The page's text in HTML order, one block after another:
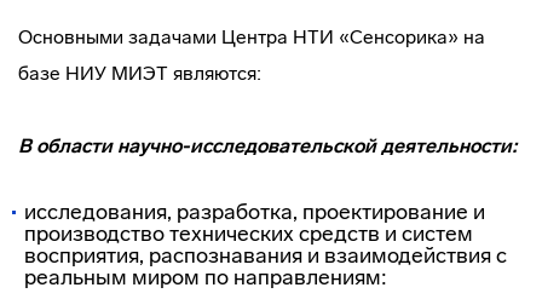
Основными задачами Центра НТИ «Сенсорика» на
базе НИУ МИЭТ являются:
В области научно-исследовательской деятельности:
исследования, разработка, проектирование и
производство технических средств и систем
восприятия, распознавания и взаимодействия с
реальным миром по направлениям: